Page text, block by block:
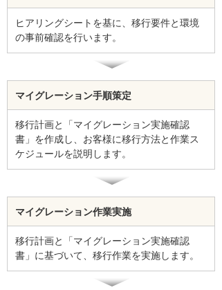
ヒアリングシートを基に、移行要件と環境
の事前確認を行います。
マイグレーション手順策定
移行計画と「マイグレーション実施確認
書」を作成し、お客様に移行方法と作業ス
ケジュールを説明します。
マイグレーション作業実施
移行計画と「マイグレーション実施確認
書」に基づいて、移行作業を実施します。